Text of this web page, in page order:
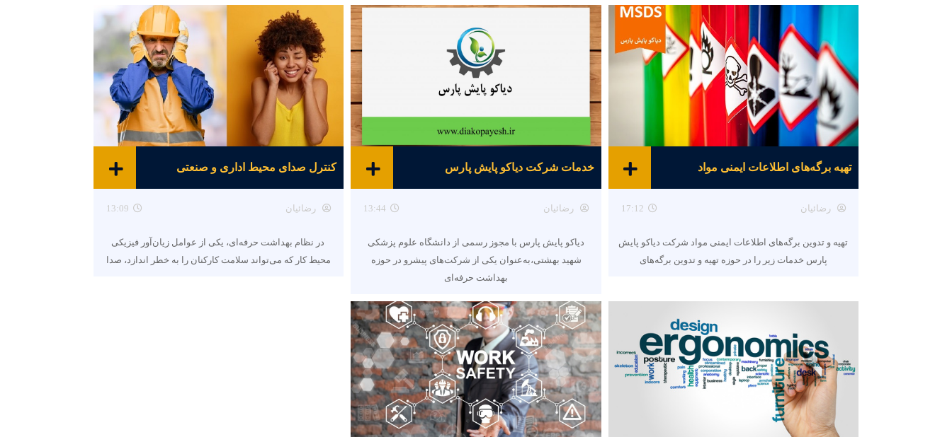
تهیه برگه‌های اطلاعات ایمنی مواد
رضائیان 17:12
تهیه و تدوین برگه‌های اطلاعات ایمنی مواد شرکت دیاکو پایش
پارس خدمات زیر را در حوزه تهیه و تدوین برگه‌های
خدمات شرکت دیاکو پایش پارس
رضائیان 13:44
دیاکو پایش پارس با مجوز رسمی از دانشگاه علوم پزشکی
شهید بهشتی،به‌عنوان یکی از شرکت‌های پیشرو در حوزه
بهداشت حرفه‌ای
کنترل صدای محیط اداری و صنعتی
رضائیان 13:09
در نظام بهداشت حرفه‌ای، یکی از عوامل زیان‌آور فیزیکی
محیط کار که می‌تواند سلامت کارکنان را به خطر اندازد، صدا